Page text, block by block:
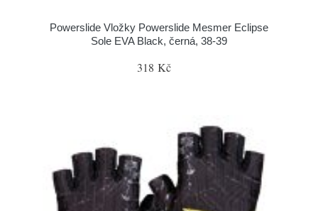
Powerslide Vložky Powerslide Mesmer Eclipse
Sole EVA Black, černá, 38-39
318 Kč